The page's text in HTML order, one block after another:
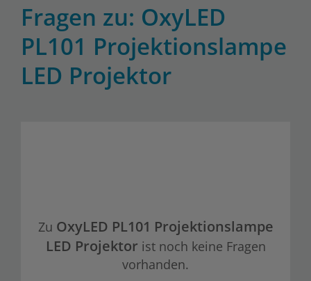
Fragen zu: OxyLED
PL101 Projektionslampe
LED Projektor
Zu OxyLED PL101 Projektionslampe
LED Projektor ist noch keine Fragen
vorhanden.